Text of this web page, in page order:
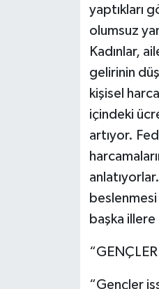
yaptıkları
olumsuz
Kadınlar,
gelirinin
kişisel
içindeki
artıyor.
beslenmesi
başka
“Gençler